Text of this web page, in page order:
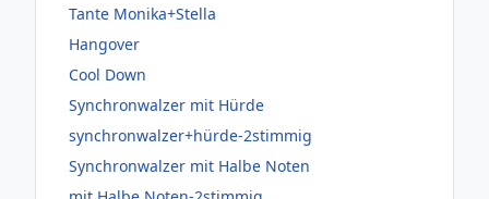
Tante Monika+Stella
Hangover
Cool Down
Synchronwalzer mit Hürde
synchronwalzer+hürde-2stimmig
Synchronwalzer mit Halbe Noten